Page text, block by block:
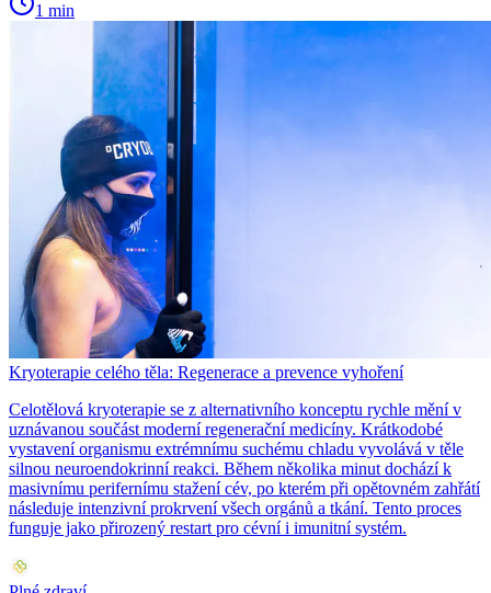
1 min
Kryoterapie celého těla: Regenerace a prevence vyhoření
Celotělová kryoterapie se z alternativního konceptu rychle mění v
uznávanou součást moderní regenerační medicíny. Krátkodobé
vystavení organismu extrémnímu suchému chladu vyvolává v těle
silnou neuroendokrinní reakci. Během několika minut dochází k
masivnímu perifernímu stažení cév, po kterém při opětovném zahřátí
následuje intenzivní prokrvení všech orgánů a tkání. Tento proces
funguje jako přirozený restart pro cévní i imunitní systém.